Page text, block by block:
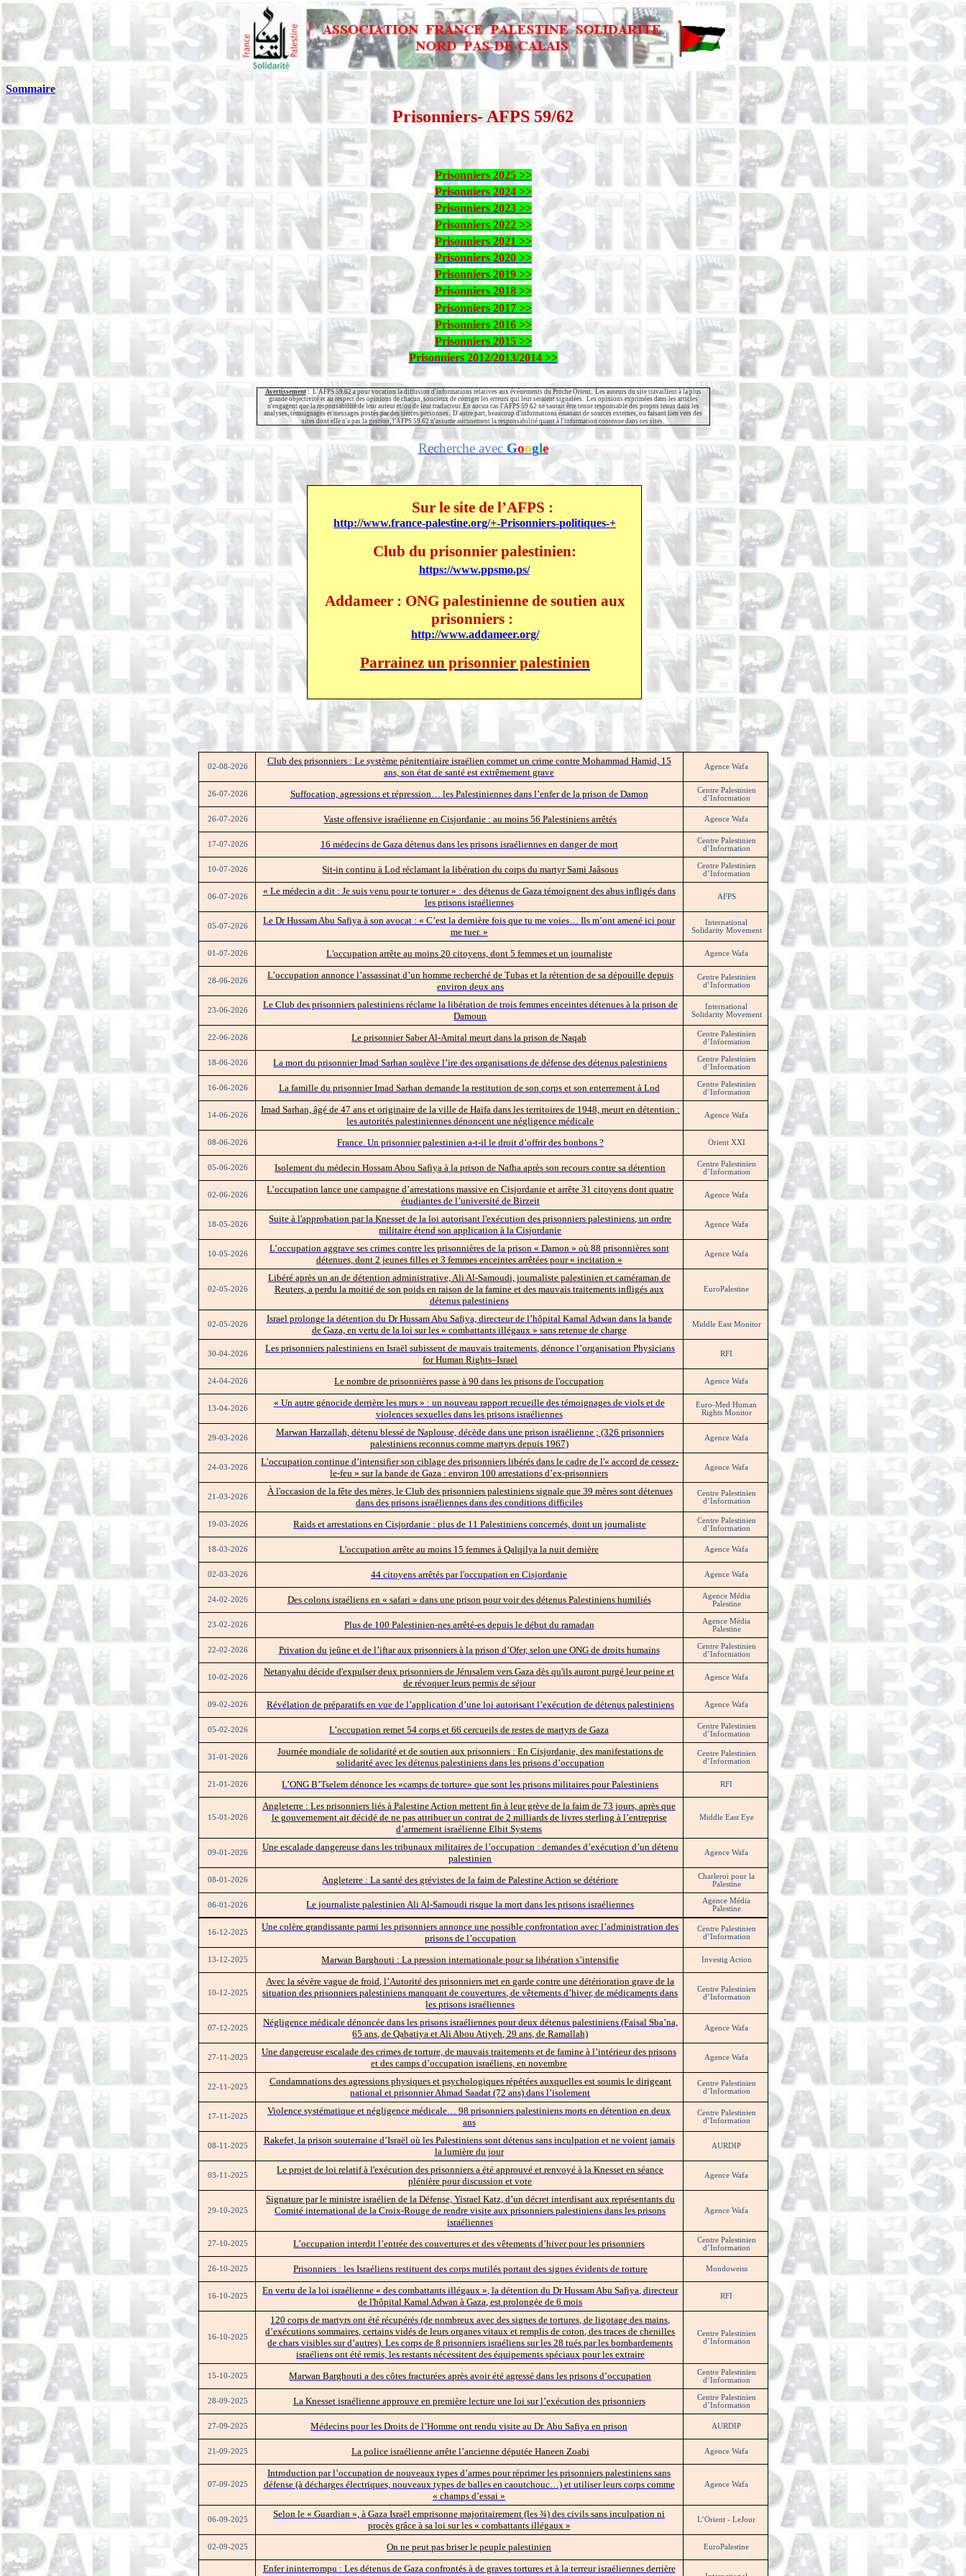
Sommaire
Prisonniers- AFPS 59/62
Prisonniers 2025 >>
Prisonniers 2024 >>
Prisonniers 2023 >>
Prisonniers 2022 >>
Prisonniers 2021 >>
Prisonniers 2020 >>
Prisonniers 2019 >>
Prisonniers 2018 >>
Prisonniers 2017 >>
Prisonniers 2016 >>
Prisonniers 2015 >>
Prisonniers 2012/2013/2014 >>
Avertissement: L'AFPS 59.62 a pour vocation la diffusion d'informations relatives aux événements du Proche Orient. Les auteurs du site travaillent à la plus
grande objectivité et au respect des opinions de chacun, soucieux de corriger les erreurs qui leur seraient signalées. Les opinions exprimées dans les articles
n'engagent que la responsabilité de leur auteur et/ou de leur traducteur. En aucun cas l'AFPS 59.62 ne saurait être tenue responsable des propos tenus dans les
analyses, témoignages et messages postés par des tierces personnes. D'autre part, beaucoup d'informations émanant de sources externes, ou faisant lien vers des
sites dont elle n'a pas la gestion, l'AFPS 59.62 n'assume aucunement la responsabilité quant à l'information contenue dans ces sites.
Recherche avec Google
Sur le site de l’AFPS :
http://www.france-palestine.org/+-Prisonniers-politiques-+
Club du prisonnier palestinien:
https://www.ppsmo.ps/
Addameer : ONG palestinienne de soutien aux
prisonniers :
http://www.addameer.org/
Parrainez un prisonnier palestinien
02-08-2026
Club des prisonniers : Le système pénitentiaire israélien commet un crime contre Mohammad Hamid, 15
ans, son état de santé est extrêmement grave
Agence Wafa
26-07-2026 Suffocation, agressions et répression… les Palestiniennes dans l’enfer de la prison de Damon
Centre Palestinien
d’Information
26-07-2026 Vaste offensive israélienne en Cisjordanie : au moins 56 Palestiniens arrêtés Agence Wafa
17-07-2026 16 médecins de Gaza détenus dans les prisons israéliennes en danger de mort
Centre Palestinien
d’Information
10-07-2026 Sit-in continu à Lod réclamant la libération du corps du martyr Sami Jaâsous
Centre Palestinien
d’Information
06-07-2026
« Le médecin a dit : Je suis venu pour te torturer » : des détenus de Gaza témoignent des abus infligés dans
les prisons israéliennes
AFPS
05-07-2026
Le Dr Hussam Abu Safiya à son avocat : « C’est la dernière fois que tu me voies… Ils m’ont amené ici pour
me tuer. »
International
Solidarity Movement
01-07-2026 L'occupation arrête au moins 20 citoyens, dont 5 femmes et un journaliste Agence Wafa
28-06-2026
L’occupation annonce l’assassinat d’un homme recherché de Tubas et la rétention de sa dépouille depuis
environ deux ans
Centre Palestinien
d’Information
23-06-2026
Le Club des prisonniers palestiniens réclame la libération de trois femmes enceintes détenues à la prison de
Damoun
International
Solidarity Movement
22-06-2026 Le prisonnier Saber Al-Amital meurt dans la prison de Naqab
Centre Palestinien
d’Information
18-06-2026 La mort du prisonnier Imad Sarhan soulève l’ire des organisations de défense des détenus palestiniens
Centre Palestinien
d’Information
16-06-2026 La famille du prisonnier Imad Sarhan demande la restitution de son corps et son enterrement à Lod
Centre Palestinien
d’Information
14-06-2026
Imad Sarhan, âgé de 47 ans et originaire de la ville de Haïfa dans les territoires de 1948, meurt en détention :
les autorités palestiniennes dénoncent une négligence médicale
Agence Wafa
08-06-2026 France. Un prisonnier palestinien a-t-il le droit d’offrir des bonbons ? Orient XXI
05-06-2026 Isolement du médecin Hossam Abou Safiya à la prison de Nafha après son recours contre sa détention
Centre Palestinien
d’Information
02-06-2026
L’occupation lance une campagne d’arrestations massive en Cisjordanie et arrête 31 citoyens dont quatre
étudiantes de l’université de Birzeit
Agence Wafa
18-05-2026
Suite à l'approbation par la Knesset de la loi autorisant l'exécution des prisonniers palestiniens, un ordre
militaire étend son application à la Cisjordanie
Agence Wafa
10-05-2026
L’occupation aggrave ses crimes contre les prisonnières de la prison « Damon » où 88 prisonnières sont
détenues, dont 2 jeunes filles et 3 femmes enceintes arrêtées pour « incitation »
Agence Wafa
02-05-2026
Libéré après un an de détention administrative, Ali Al-Samoudi, journaliste palestinien et caméraman de
Reuters, a perdu la moitié de son poids en raison de la famine et des mauvais traitements infligés aux
détenus palestiniens
EuroPalestine
02-05-2026
Israel prolonge la détention du Dr Hussam Abu Safiya, directeur de l’hôpital Kamal Adwan dans la bande
de Gaza, en vertu de la loi sur les « combattants illégaux » sans retenue de charge
Middle East Monitor
30-04-2026
Les prisonniers palestiniens en Israël subissent de mauvais traitements, dénonce l’organisation Physicians
for Human Rights–Israel
RFI
24-04-2026 Le nombre de prisonnières passe à 90 dans les prisons de l'occupation Agence Wafa
13-04-2026
« Un autre génocide derrière les murs » : un nouveau rapport recueille des témoignages de viols et de
violences sexuelles dans les prisons israéliennes
Euro-Med Human
Rights Monitor
29-03-2026
Marwan Harzallah, détenu blessé de Naplouse, décède dans une prison israélienne ; (326 prisonniers
palestiniens reconnus comme martyrs depuis 1967)
Agence Wafa
24-03-2026
L’occupation continue d’intensifier son ciblage des prisonniers libérés dans le cadre de l'« accord de cessez-
le-feu » sur la bande de Gaza : environ 100 arrestations d’ex-prisonniers
Agence Wafa
21-03-2026
À l'occasion de la fête des mères, le Club des prisonniers palestiniens signale que 39 mères sont détenues
dans des prisons israéliennes dans des conditions difficiles
Centre Palestinien
d’Information
19-03-2026 Raids et arrestations en Cisjordanie : plus de 11 Palestiniens concernés, dont un journaliste
Centre Palestinien
d’Information
18-03-2026 L'occupation arrête au moins 15 femmes à Qalqilya la nuit dernière Agence Wafa
02-03-2026 44 citoyens arrêtés par l'occupation en Cisjordanie Agence Wafa
24-02-2026 Des colons israéliens en « safari » dans une prison pour voir des détenus Palestiniens humiliés
Agence Média
Palestine
23-02-2026 Plus de 100 Palestinien-nes arrêté-es depuis le début du ramadan
Agence Média
Palestine
22-02-2026 Privation du jeûne et de l’iftar aux prisonniers à la prison d’Ofer, selon une ONG de droits humains
Centre Palestinien
d’Information
10-02-2026
Netanyahu décide d'expulser deux prisonniers de Jérusalem vers Gaza dès qu'ils auront purgé leur peine et
de révoquer leurs permis de séjour
Agence Wafa
09-02-2026 Révélation de préparatifs en vue de l’application d’une loi autorisant l’exécution de détenus palestiniens Agence Wafa
05-02-2026 L’occupation remet 54 corps et 66 cercueils de restes de martyrs de Gaza
Centre Palestinien
d’Information
31-01-2026
Journée mondiale de solidarité et de soutien aux prisonniers : En Cisjordanie, des manifestations de
solidarité avec les détenus palestiniens dans les prisons d’occupation
Centre Palestinien
d’Information
21-01-2026 L’ONG B’Tselem dénonce les «camps de torture» que sont les prisons militaires pour Palestiniens RFI
15-01-2026
Angleterre : Les prisonniers liés à Palestine Action mettent fin à leur grève de la faim de 73 jours, après que
le gouvernement ait décidé de ne pas attribuer un contrat de 2 milliards de livres sterling à l’entreprise
d’armement israélienne Elbit Systems
Middle East Eye
09-01-2026
Une escalade dangereuse dans les tribunaux militaires de l’occupation : demandes d’exécution d’un détenu
palestinien
Agence Wafa
08-01-2026 Angleterre : La santé des grévistes de la faim de Palestine Action se détériore
Charleroi pour la
Palestine
06-01-2026 Le journaliste palestinien Ali Al-Samoudi risque la mort dans les prisons israéliennes
Agence Média
Palestine
16-12-2025
Une colère grandissante parmi les prisonniers annonce une possible confrontation avec l’administration des
prisons de l’occupation
Centre Palestinien
d’Information
13-12-2025 Marwan Barghouti : La pression internationale pour sa libération s’intensifie Investig Action
10-12-2025
Avec la sévère vague de froid, l’Autorité des prisonniers met en garde contre une détérioration grave de la
situation des prisonniers palestiniens manquant de couvertures, de vêtements d’hiver, de médicaments dans
les prisons israéliennes
Centre Palestinien
d’Information
07-12-2025
Négligence médicale dénoncée dans les prisons israéliennes pour deux détenus palestiniens (Faisal Sba’na,
65 ans, de Qabatiya et Ali Abou Atiyeh, 29 ans, de Ramallah)
Agence Wafa
27-11-2025
Une dangereuse escalade des crimes de torture, de mauvais traitements et de famine à l’intérieur des prisons
et des camps d’occupation israéliens, en novembre
Agence Wafa
22-11-2025
Condamnations des agressions physiques et psychologiques répétées auxquelles est soumis le dirigeant
national et prisonnier Ahmad Saadat (72 ans) dans l’isolement
Centre Palestinien
d’Information
17-11-2025
Violence systématique et négligence médicale… 98 prisonniers palestiniens morts en détention en deux
ans
Centre Palestinien
d’Information
08-11-2025
Rakefet, la prison souterraine d’Israël où les Palestiniens sont détenus sans inculpation et ne voient jamais
la lumière du jour
AURDIP
03-11-2025
Le projet de loi relatif à l'exécution des prisonniers a été approuvé et renvoyé à la Knesset en séance
plénière pour discussion et vote
Agence Wafa
29-10-2025
Signature par le ministre israélien de la Défense, Yisrael Katz, d’un décret interdisant aux représentants du
Comité international de la Croix-Rouge de rendre visite aux prisonniers palestiniens dans les prisons
israéliennes
Agence Wafa
27-10-2025 L’occupation interdit l’entrée des couvertures et des vêtements d’hiver pour les prisonniers
Centre Palestinien
d’Information
26-10-2025 Prisonniers : les Israéliens restituent des corps mutilés portant des signes évidents de torture Mondoweiss
16-10-2025
En vertu de la loi israélienne « des combattants illégaux », la détention du Dr Hussam Abu Safiya, directeur
de l'hôpital Kamal Adwan à Gaza, est prolongée de 6 mois
RFI
16-10-2025
120 corps de martyrs ont été récupérés (de nombreux avec des signes de tortures, de ligotage des mains,
d’exécutions sommaires, certains vidés de leurs organes vitaux et remplis de coton, des traces de chenilles
de chars visibles sur d’autres). Les corps de 8 prisonniers israéliens sur les 28 tués par les bombardements
israéliens ont été remis, les restants nécessitent des équipements spéciaux pour les extraire
Centre Palestinien
d’Information
15-10-2025 Marwan Barghouti a des côtes fracturées après avoir été agressé dans les prisons d’occupation
Centre Palestinien
d’Information
28-09-2025 La Knesset israélienne approuve en première lecture une loi sur l’exécution des prisonniers
Centre Palestinien
d’Information
27-09-2025 Médecins pour les Droits de l’Homme ont rendu visite au Dr. Abu Safiya en prison AURDIP
21-09-2025 La police israélienne arrête l’ancienne députée Haneen Zoabi Agence Wafa
07-09-2025
Introduction par l’occupation de nouveaux types d’armes pour réprimer les prisonniers palestiniens sans
défense (à décharges électriques, nouveaux types de balles en caoutchouc…) et utiliser leurs corps comme
« champs d’essai »
Agence Wafa
06-09-2025
Selon le « Guardian », à Gaza Israël emprisonne majoritairement (les ¾) des civils sans inculpation ni
procès grâce à sa loi sur les « combattants illégaux »
L’Orient - LeJour
02-09-2025 On ne peut pas briser le peuple palestinien EuroPalestine
Enfer ininterrompu : Les détenus de Gaza confrontés à de graves tortures et à la terreur israéliennes derrière